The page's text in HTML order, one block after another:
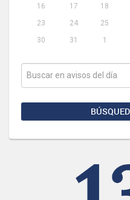
16
17 18
23
24 25
30
31 1